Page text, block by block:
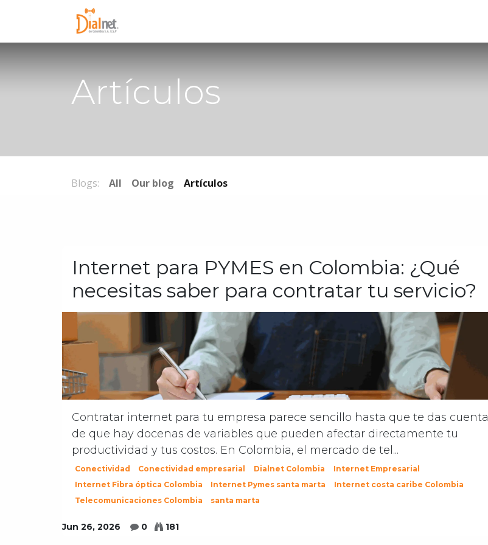
Artículos
Blogs: All Our blog Artículos
Internet para PYMES en Colombia: ¿Qué
necesitas saber para contratar tu servicio?
Contratar internet para tu empresa parece sencillo hasta que te das cuenta
de que hay docenas de variables que pueden afectar directamente tu
productividad y tus costos. En Colombia, el mercado de tel...
Conectividad Conectividad empresarial Dialnet Colombia
Internet Empresarial
Internet Fibra óptica Colombia
Internet Pymes santa marta
Internet costa caribe Colombia
Telecomunicaciones Colombia
santa marta
Jun 26, 2026 0 181